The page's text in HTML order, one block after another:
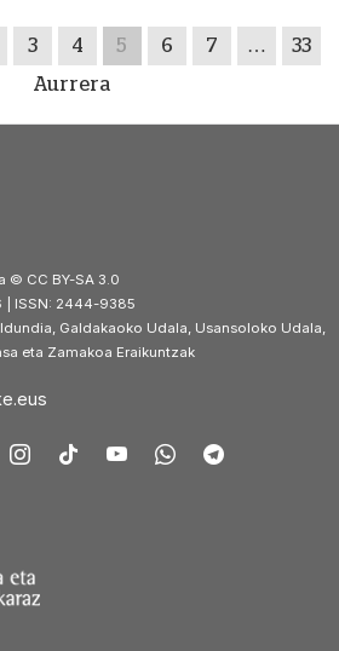
3 4 5 6 7 …
33
Aurrera
© CC BY-SA 3.0
| ISSN: 2444-9385
Galdakaoko Udala, Usansoloko Udala,
eta Zamakoa Eraikuntzak